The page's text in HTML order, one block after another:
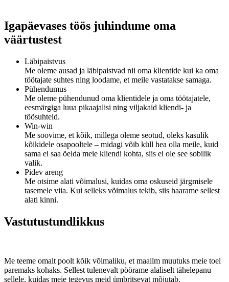
Igapäevases töös juhindume oma
väärtustest
Läbipaistvus
Me oleme ausad ja läbipaistvad nii oma klientide kui ka oma
töötajate suhtes ning loodame, et meile vastatakse samaga.
Pühendumus
Me oleme pühendunud oma klientidele ja oma töötajatele,
eesmärgiga luua pikaajalisi ning viljakaid kliendi- ja
töösuhteid.
Win-win
Me soovime, et kõik, millega oleme seotud, oleks kasulik
kõikidele osapooltele – midagi võib küll hea olla meile, kuid
sama ei saa öelda meie kliendi kohta, siis ei ole see sobilik
valik.
Pidev areng
Me otsime alati võimalusi, kuidas oma oskuseid järgmisele
tasemele viia. Kui selleks võimalus tekib, siis haarame sellest
alati kinni.
Vastutustundlikkus
Me teeme omalt poolt kõik võimaliku, et maailm muutuks meie toel
paremaks kohaks. Sellest tulenevalt pöörame alaliselt tähelepanu
sellele, kuidas meie tegevus meid ümbritsevat mõjutab.